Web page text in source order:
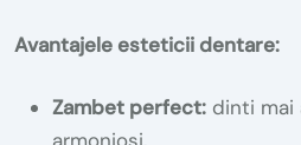
Avantajele esteticii dentare:
Zambet perfect: dinti mai